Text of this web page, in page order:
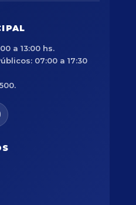
a 13:00 hs.
07:00 a 17:30